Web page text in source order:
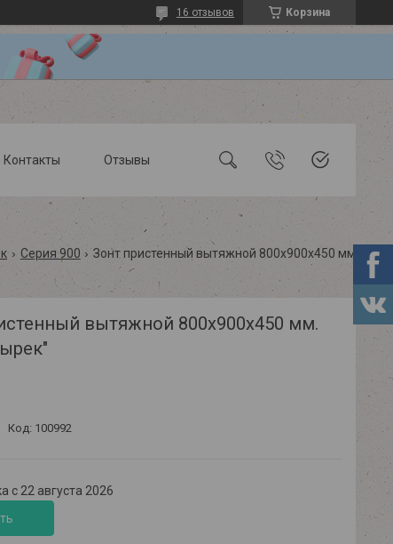
Корзина
16 отзывов
Контакты Отзывы
Серия 900
вытяжной 800х900х450 мм.
Код: 100992
с 22 августа 2026